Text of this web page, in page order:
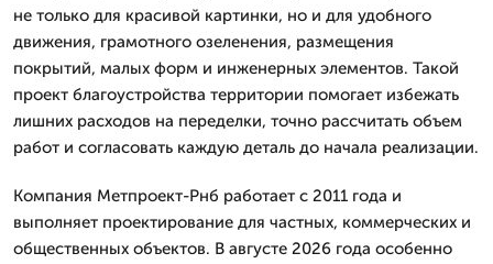
не только для красивой картинки, но и для удобного
движения, грамотного озеленения, размещения
покрытий, малых форм и инженерных элементов. Такой
проект благоустройства территории помогает избежать
лишних расходов на переделки, точно рассчитать объем
работ и согласовать каждую деталь до начала реализации.
Компания Метпроект-Рнб работает с 2011 года и
выполняет проектирование для частных, коммерческих и
общественных объектов. В августе 2026 года особенно